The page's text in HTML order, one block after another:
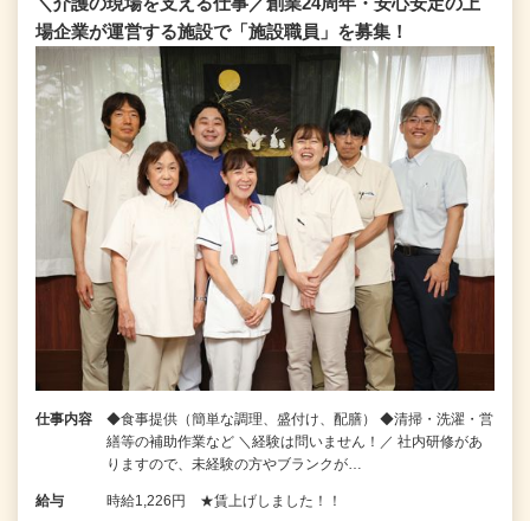
場企業が運営する施設で「施設職員」を募集！
仕事内容
◆食事提供（簡単な調理、盛付け、配膳） ◆清掃・洗濯・営
繕等の補助作業など ＼経験は問いません！／ 社内研修があ
りますので、未経験の方やブランクが…
給与 時給1,226円 ★賃上げしました！！